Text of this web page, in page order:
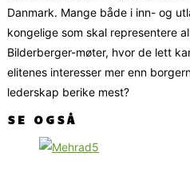
Danmark. Mange både i inn- og
kongelige som skal representere
Bilderberger-møter, hvor de lett
elitenes interesser mer enn
lederskap berike mest?
SE OGSÅ